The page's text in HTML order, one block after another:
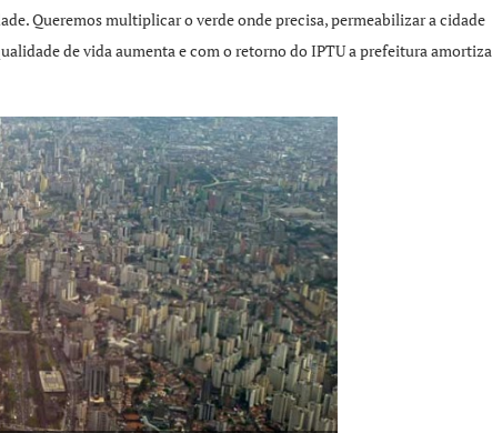
Queremos multiplicar o verde onde precisa, permeabilizar a cidade
de vida aumenta e com o retorno do IPTU a prefeitura amortiza